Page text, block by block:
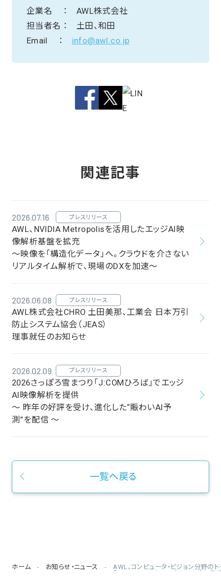
企業名 ： AWL株式会社
担当者名 ： 土田、和田
Email ： info@awl.co.jp
関連記事
2026.07.16 プレスリリース
AWL、NVIDIA Metropolisを活用したエッジAI映
像解析基盤を拡充
～映像を「構造化データ」へ。クラウドを介さない
リアルタイム解析で、現場のDXを加速～
2026.06.08 プレスリリース
AWL株式会社CHRO 土田美那、工業会 日本万引
防止システム協会（JEAS）
理事就任のお知らせ
2026.02.09 プレスリリース
2026さっぽろ雪まつり「J:COMひろば」でエッジ
AI映像解析を提供
～ 昨年の好評を受け、進化した“賑わいAI予
測”を配信 ～
一覧へ戻る
ホーム お知らせ・ニュース
AWL、コンピュータ・ビジョン分野のト
「CVPR 2025」のワークショップで